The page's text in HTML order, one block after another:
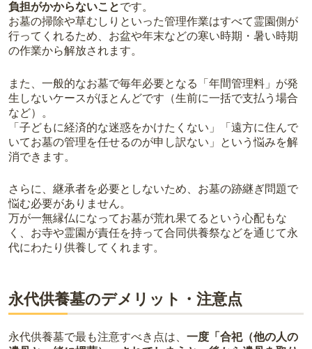
負担がかからないことです。
お墓の掃除や草むしりといった管理作業はすべて霊園側が
行ってくれるため、お盆や年末などの寒い時期・暑い時期
の作業から解放されます。
また、一般的なお墓で毎年必要となる「年間管理料」が発
生しないケースがほとんどです（生前に一括で支払う場合
など）。
「子どもに経済的な迷惑をかけたくない」「遠方に住んで
いてお墓の管理を任せるのが申し訳ない」という悩みを解
消できます。
さらに、継承者を必要としないため、お墓の跡継ぎ問題で
悩む必要がありません。
万が一無縁仏になってお墓が荒れ果てるという心配もな
く、お寺や霊園が責任を持って合同供養祭などを通じて永
代にわたり供養してくれます。
永代供養墓のデメリット・注意点
永代供養墓で最も注意すべき点は、 一度「合祀（他の人の